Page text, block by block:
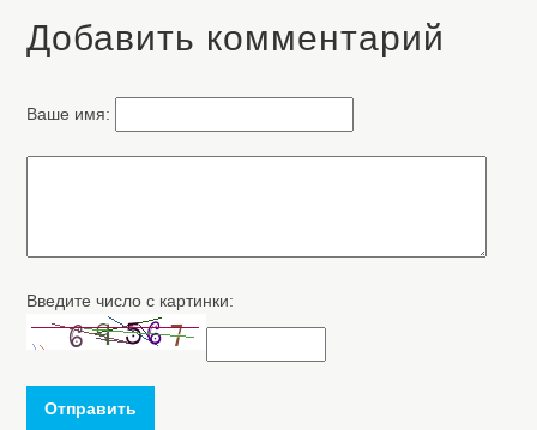
Добавить комментарий
Ваше имя:
Введите число с картинки:
Отправить